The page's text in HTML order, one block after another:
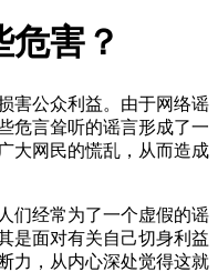
危害？
害公众利益。由于网络谣
危言耸听的谣言形成了一
大网民的慌乱，从而造成
们经常为了一个虚假的谣
是面对有关自己切身利益
力，从内心深处觉得这就